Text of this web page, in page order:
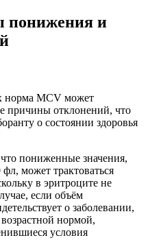
понижения и
норма MCV может
причины отклонений, что
о состоянии здоровья
пониженные значения,
может трактоваться
в эритроците не
если объём
о заболевании,
нормой,
условия